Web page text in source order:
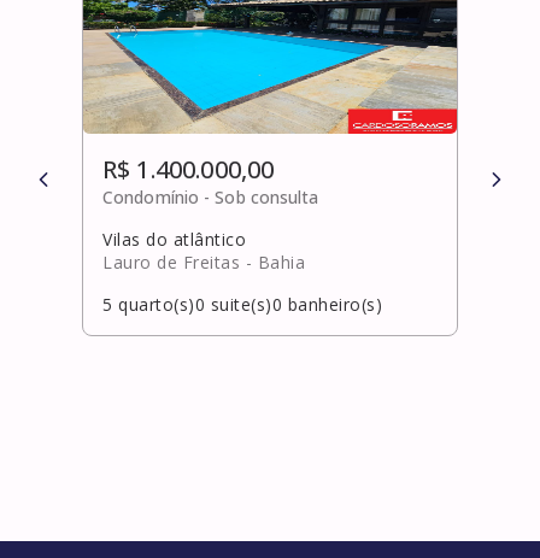
R$ 1.400.000,00
Condomínio -Sob consulta
Vilas do atlântico
Lauro de Freitas - Bahia
5 quarto(s)0 suite(s)0 banheiro(s)
R$